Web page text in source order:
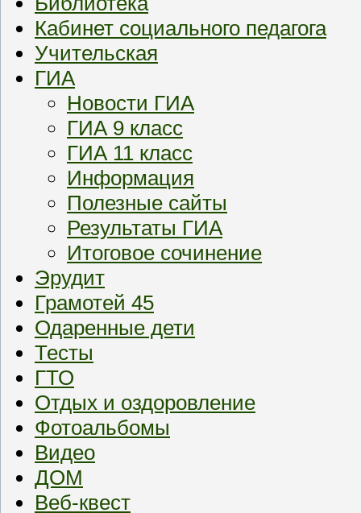
Кабинет социального педагога
Учительская
ГИА
Новости ГИА
ГИА 9 класс
ГИА 11 класс
Информация
Полезные сайты
Результаты ГИА
Итоговое сочинение
Эрудит
Грамотей 45
Одаренные дети
Тесты
ГТО
Отдых и оздоровление
Фотоальбомы
Видео
ДОМ
Веб-квест